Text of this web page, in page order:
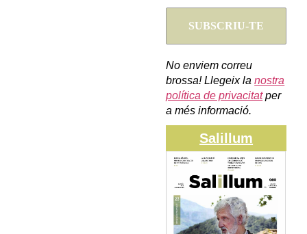
No enviem correu
brossa! Llegeix lanostra
política de privacitatper
a més informació.
Salillum